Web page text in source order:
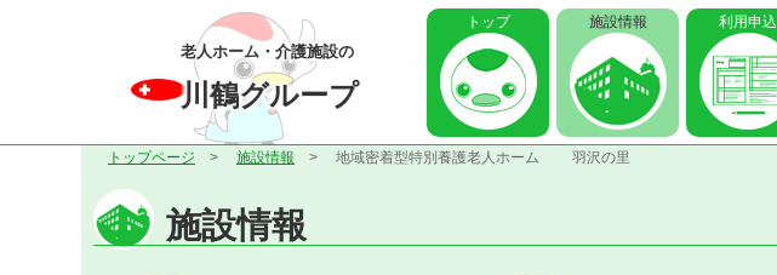
老人ホーム・介護施設の
川鶴グループ
トップ 施設情報 利用申込
トップページ 施設情報 地域密着型特別養護老人ホーム 羽沢の里
施設情報